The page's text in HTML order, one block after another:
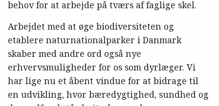
behov for at arbejde på tværs af faglige skel.
Arbejdet med at øge biodiversiteten og
etablere naturnationalparker i Danmark
skaber med andre ord også nye
erhvervsmuligheder for os som dyrlæger. Vi
har lige nu et åbent vindue for at bidrage til
en udvikling, hvor bæredygtighed, sundhed og